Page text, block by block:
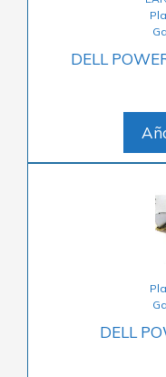
DELL
DELL